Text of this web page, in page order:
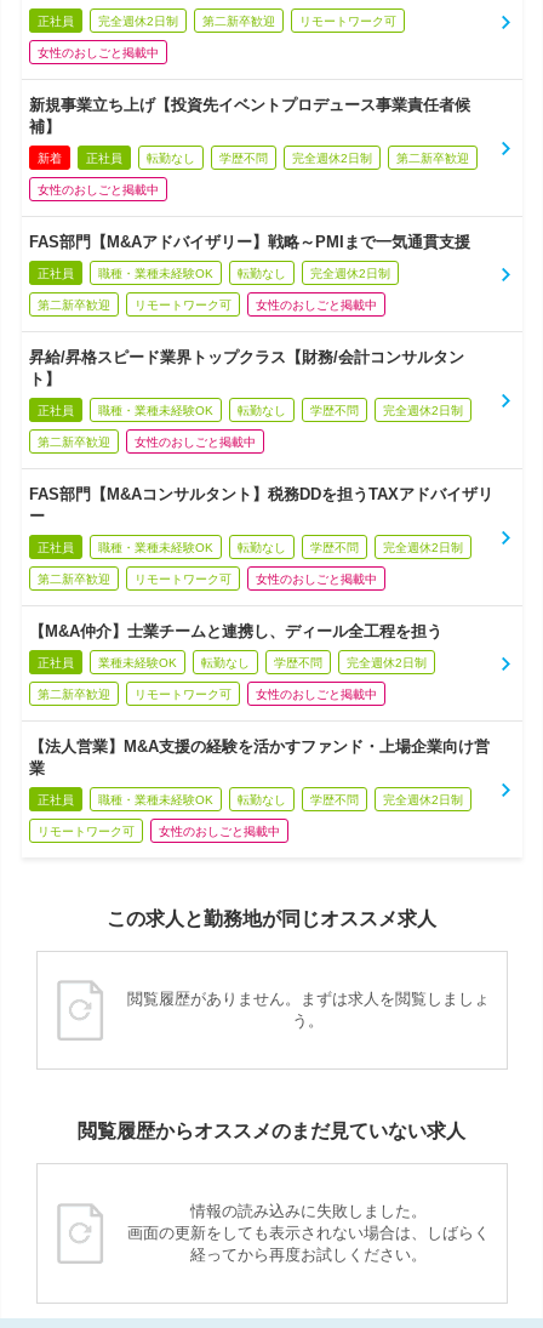
正社員 完全週休2日制 第二新卒歓迎 リモートワーク可
女性のおしごと掲載中
新規事業立ち上げ【投資先イベントプロデュース事業責任者候
補】
新着 正社員 転勤なし 学歴不問 完全週休2日制 第二新卒歓迎
女性のおしごと掲載中
FAS部門【M&Aアドバイザリー】戦略～PMIまで一気通貫支援
正社員 職種・業種未経験OK 転勤なし 完全週休2日制
第二新卒歓迎 リモートワーク可 女性のおしごと掲載中
昇給/昇格スピード業界トップクラス【財務/会計コンサルタン
ト】
正社員 職種・業種未経験OK 転勤なし 学歴不問 完全週休2日制
第二新卒歓迎 女性のおしごと掲載中
FAS部門【M&Aコンサルタント】税務DDを担うTAXアドバイザリ
ー
正社員 職種・業種未経験OK 転勤なし 学歴不問 完全週休2日制
第二新卒歓迎 リモートワーク可 女性のおしごと掲載中
【M&A仲介】士業チームと連携し、ディール全工程を担う
正社員 業種未経験OK 転勤なし 学歴不問 完全週休2日制
第二新卒歓迎 リモートワーク可 女性のおしごと掲載中
【法人営業】M&A支援の経験を活かすファンド・上場企業向け営
業
正社員 職種・業種未経験OK 転勤なし 学歴不問 完全週休2日制
リモートワーク可 女性のおしごと掲載中
この求人と勤務地が同じオススメ求人
閲覧履歴がありません。まずは求人を閲覧しましょ
う。
閲覧履歴からオススメのまだ見ていない求人
情報の読み込みに失敗しました。
画面の更新をしても表示されない場合は、しばらく
経ってから再度お試しください。